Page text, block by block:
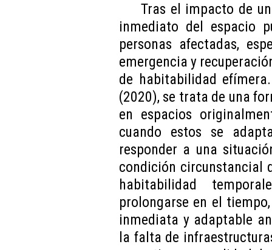
Tras el impacto de
inmediato del espacio
personas afectadas,
emergencia y
de habitabilidad
(2020), se trata de una
en espacios
cuando estos se
responder a una
condición circunstancial
habitabilidad
prolongarse en el
inmediata y adaptable
la falta de